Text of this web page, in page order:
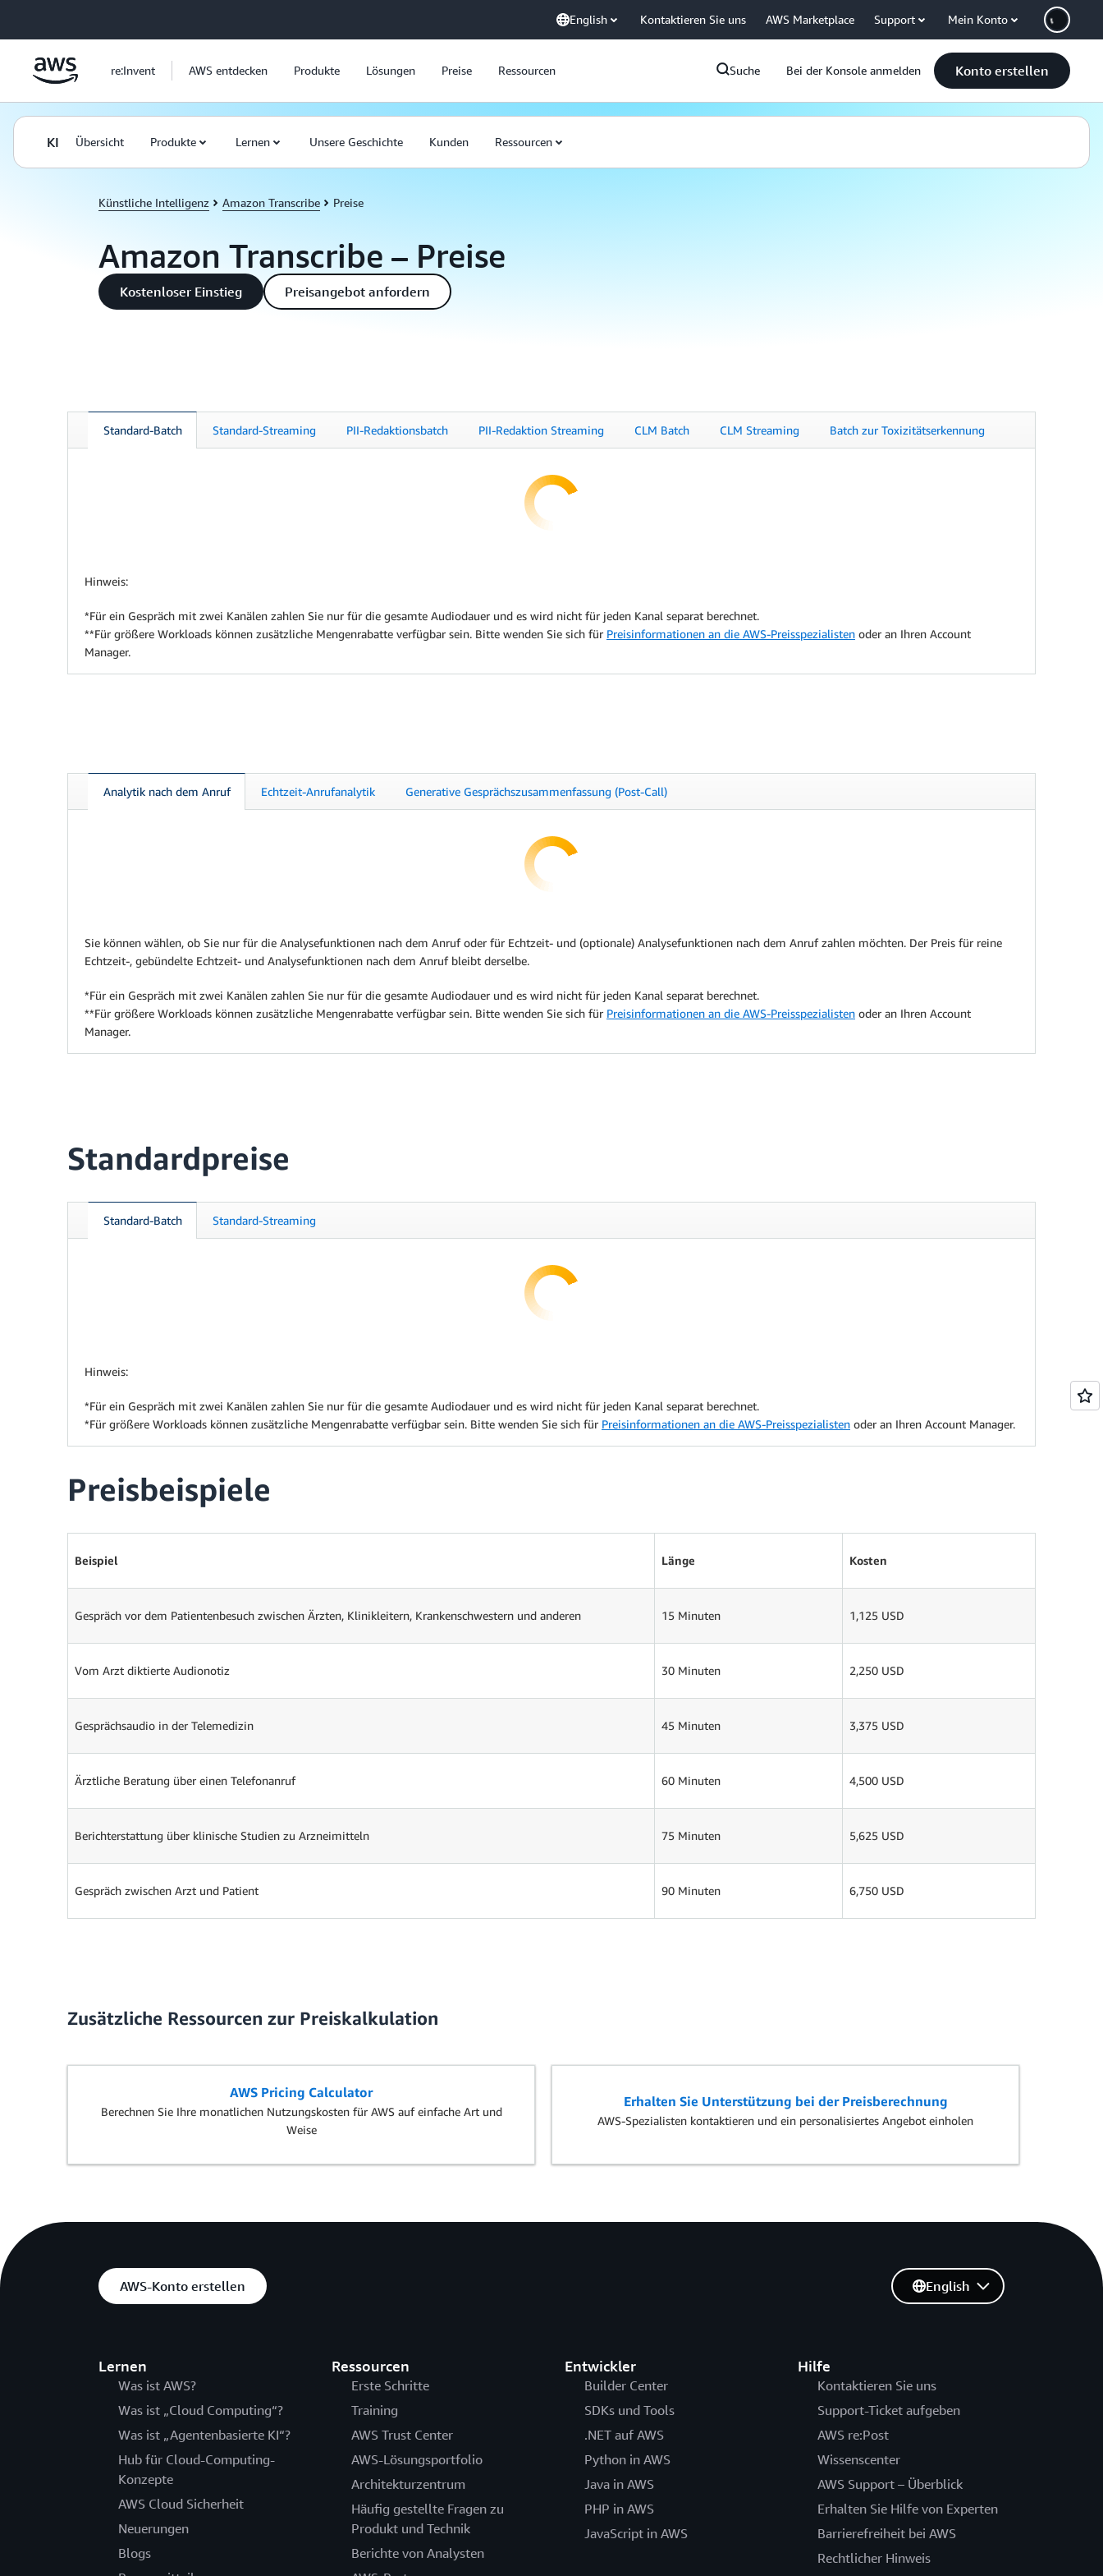
English Kontaktieren Sie uns AWS Marketplace Support Mein Konto
re:Invent AWS entdecken Produkte Lösungen Preise Ressourcen Suche Bei der Konsole anmelden Konto erstellen
KI Übersicht Produkte Lernen Unsere Geschichte Kunden Ressourcen
Künstliche Intelligenz Amazon Transcribe Preise
Amazon Transcribe – Preise
Kostenloser Einstieg Preisangebot anfordern
Standard-Batch Standard-Streaming PII-Redaktionsbatch PII-Redaktion Streaming CLM Batch CLM Streaming Batch zur Toxizitätserkennung
Hinweis:
*Für ein Gespräch mit zwei Kanälen zahlen Sie nur für die gesamte Audiodauer und es wird nicht für jeden Kanal separat berechnet.
**Für größere Workloads können zusätzliche Mengenrabatte verfügbar sein. Bitte wenden Sie sich für Preisinformationen an die AWS-Preisspezialisten oder an Ihren Account
Manager.
Analytik nach dem Anruf Echtzeit-Anrufanalytik Generative Gesprächszusammenfassung (Post-Call)
Sie können wählen, ob Sie nur für die Analysefunktionen nach dem Anruf oder für Echtzeit- und (optionale) Analysefunktionen nach dem Anruf zahlen möchten. Der Preis für reine
Echtzeit-, gebündelte Echtzeit- und Analysefunktionen nach dem Anruf bleibt derselbe.
*Für ein Gespräch mit zwei Kanälen zahlen Sie nur für die gesamte Audiodauer und es wird nicht für jeden Kanal separat berechnet.
**Für größere Workloads können zusätzliche Mengenrabatte verfügbar sein. Bitte wenden Sie sich für Preisinformationen an die AWS-Preisspezialisten oder an Ihren Account
Manager.
Standardpreise
Standard-Batch Standard-Streaming
Hinweis:
*Für ein Gespräch mit zwei Kanälen zahlen Sie nur für die gesamte Audiodauer und es wird nicht für jeden Kanal separat berechnet.
*Für größere Workloads können zusätzliche Mengenrabatte verfügbar sein. Bitte wenden Sie sich für Preisinformationen an die AWS-Preisspezialisten oder an Ihren Account Manager.
Preisbeispiele
Beispiel Länge Kosten
Gespräch vor dem Patientenbesuch zwischen Ärzten, Klinikleitern, Krankenschwestern und anderen 15 Minuten 1,125 USD
Vom Arzt diktierte Audionotiz 30 Minuten 2,250 USD
Gesprächsaudio in der Telemedizin 45 Minuten 3,375 USD
Ärztliche Beratung über einen Telefonanruf 60 Minuten 4,500 USD
Berichterstattung über klinische Studien zu Arzneimitteln 75 Minuten 5,625 USD
Gespräch zwischen Arzt und Patient 90 Minuten 6,750 USD
Zusätzliche Ressourcen zur Preiskalkulation
AWS Pricing Calculator
Berechnen Sie Ihre monatlichen Nutzungskosten für AWS auf einfache Art und
Weise
Erhalten Sie Unterstützung bei der Preisberechnung
AWS-Spezialisten kontaktieren und ein personalisiertes Angebot einholen
AWS-Konto erstellen
Lernen
Was ist AWS?
Was ist „Cloud Computing“?
Was ist „Agentenbasierte KI“?
Hub für Cloud-Computing-
Konzepte
AWS Cloud Sicherheit
Neuerungen
Blogs
Ressourcen
Erste Schritte
Training
AWS Trust Center
AWS-Lösungsportfolio
Architekturzentrum
Häufig gestellte Fragen zu
Produkt und Technik
Berichte von Analysten
Entwickler
Builder Center
SDKs und Tools
.NET auf AWS
Python in AWS
Java in AWS
PHP in AWS
JavaScript in AWS
Hilfe
Kontaktieren Sie uns
Support-Ticket aufgeben
AWS re:Post
Wissenscenter
AWS Support – Überblick
Erhalten Sie Hilfe von Experten
Barrierefreiheit bei AWS
Rechtlicher Hinweis
English